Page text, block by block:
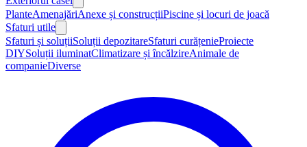
PlanteAmenajăriAnexe și construcțiiPiscine și locuri de joacă
Sfaturi utile
Sfaturi și soluțiiSoluții depozitareSfaturi curățenieProiecte
DIYSoluții iluminatClimatizare și încălzireAnimale de
companieDiverse